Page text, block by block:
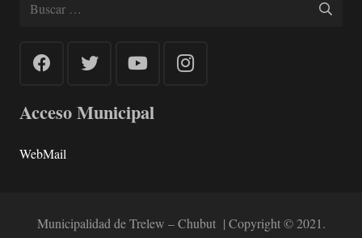
Acceso Municipal
WebMail
Municipalidad de Trelew – Chubut | Copyright © 2021.